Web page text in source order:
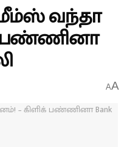
வந்தா
பண்ணினா
AA